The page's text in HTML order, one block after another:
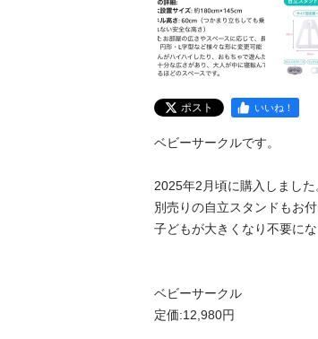
ポスト いいね！
ベビーサークルです。
2025年2月頃に購入しました
別売りの自立スタンドもお付
子どもが大きくなり不要に
ベビーサークル
定価:12,980円